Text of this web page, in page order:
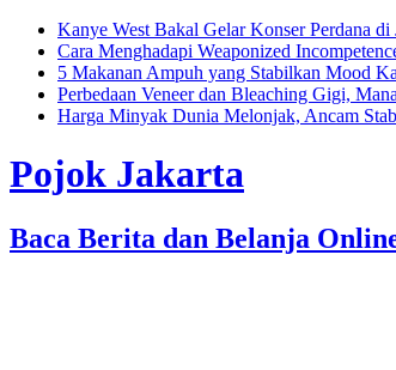
Kanye West Bakal Gelar Konser Perdana
Cara Menghadapi Weaponized
5 Makanan Ampuh yang Stabilkan Mood
Perbedaan Veneer dan Bleaching Gigi,
Harga Minyak Dunia Melonjak, Ancam
Pojok Jakarta
Baca Berita dan Belanja